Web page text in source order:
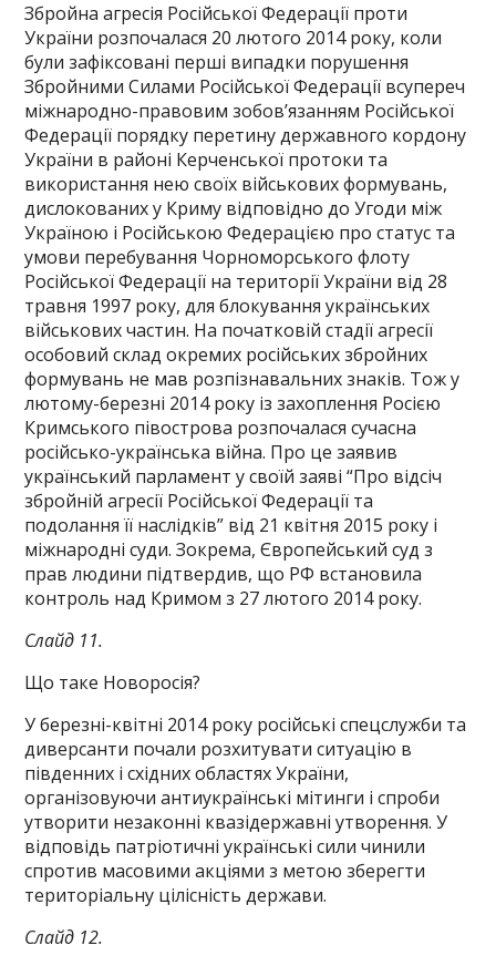
Збройна агресія Російської Федерації проти
України розпочалася 20 лютого 2014 року, коли
були зафіксовані перші випадки порушення
Збройними Силами Російської Федерації всупереч
міжнародно-правовим зобов’язанням Російської
Федерації порядку перетину державного кордону
України в районі Керченської протоки та
використання нею своїх військових формувань,
дислокованих у Криму відповідно до Угоди між
Україною і Російською Федерацією про статус та
умови перебування Чорноморського флоту
Російської Федерації на території України від 28
травня 1997 року, для блокування українських
військових частин. На початковій стадії агресії
особовий склад окремих російських збройних
формувань не мав розпізнавальних знаків. Тож у
лютому-березні 2014 року із захоплення Росією
Кримського півострова розпочалася сучасна
російсько-українська війна. Про це заявив
український парламент у своїй заяві “Про відсіч
збройній агресії Російської Федерації та
подолання її наслідків” від 21 квітня 2015 року і
міжнародні суди. Зокрема, Європейський суд з
прав людини підтвердив, що РФ встановила
контроль над Кримом з 27 лютого 2014 року.
Слайд 11.
Що таке Новоросія?
У березні-квітні 2014 року російські спецслужби та
диверсанти почали розхитувати ситуацію в
південних і східних областях України,
організовуючи антиукраїнські мітинги і спроби
утворити незаконні квазідержавні утворення. У
відповідь патріотичні українські сили чинили
спротив масовими акціями з метою зберегти
територіальну цілісність держави.
Слайд 12.